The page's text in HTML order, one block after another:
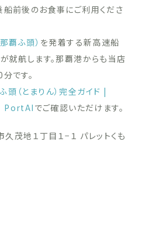
船前後のお食事にご利用くださ
覇ふ頭） を発着する新高速船
が就航します。那覇港からも当店
です。
頭（とまりん）完全ガイド |
PortAI でご確認いただけます。
地１丁目１−１ パレットくも